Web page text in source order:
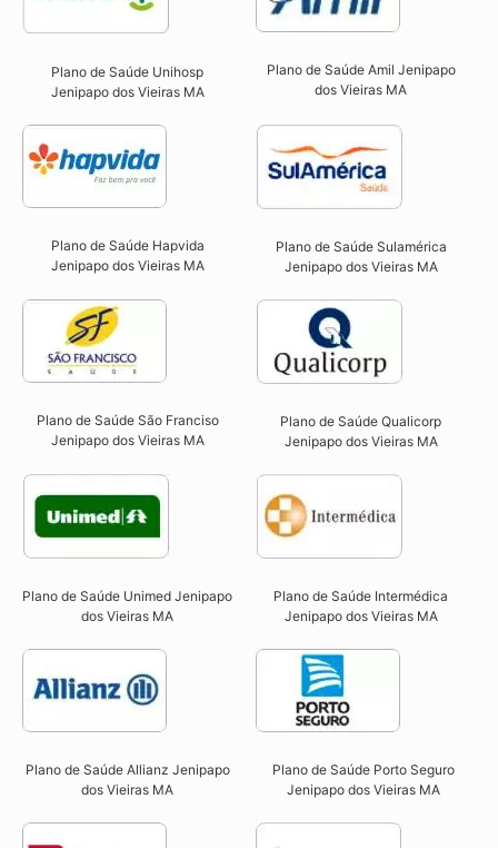
Plano de Saúde Unihosp
Jenipapo dos Vieiras MA​
Plano de Saúde Amil Jenipapo
dos Vieiras MA
Plano de Saúde Hapvida
Jenipapo dos Vieiras MA​
Plano de Saúde Sulamérica
Jenipapo dos Vieiras MA
Plano de Saúde São Franciso
Jenipapo dos Vieiras MA​
Plano de Saúde Qualicorp
Jenipapo dos Vieiras MA​
Plano de Saúde Unimed Jenipapo
dos Vieiras MA
Plano de Saúde Intermédica
Jenipapo dos Vieiras MA​
Plano de Saúde Allianz Jenipapo
dos Vieiras MA​
Plano de Saúde Porto Seguro
Jenipapo dos Vieiras MA​